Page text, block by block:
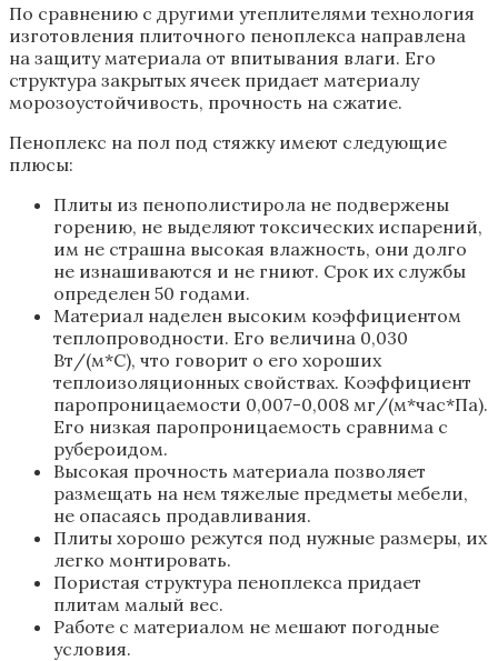
По сравнению с другими утеплителями технология
изготовления плиточного пеноплекса направлена
на защиту материала от впитывания влаги. Его
структура закрытых ячеек придает материалу
морозоустойчивость, прочность на сжатие.
Пеноплекс на пол под стяжку имеют следующие
плюсы:
Плиты из пенополистирола не подвержены
горению, не выделяют токсических испарений,
им не страшна высокая влажность, они долго
не изнашиваются и не гниют. Срок их службы
определен 50 годами.
Материал наделен высоким коэффициентом
теплопроводности. Его величина 0,030
Вт/(м*С), что говорит о его хороших
теплоизоляционных свойствах. Коэффициент
паропроницаемости 0,007-0,008 мг/(м*час*Па).
Его низкая паропроницаемость сравнима с
рубероидом.
Высокая прочность материала позволяет
размещать на нем тяжелые предметы мебели,
не опасаясь продавливания.
Плиты хорошо режутся под нужные размеры, их
легко монтировать.
Пористая структура пеноплекса придает
плитам малый вес.
Работе с материалом не мешают погодные
условия.